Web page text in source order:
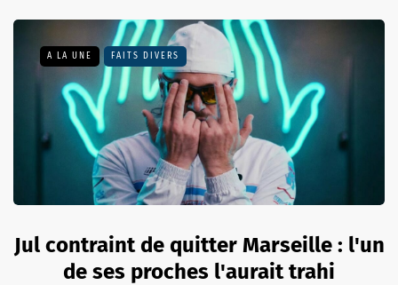
A LA UNE FAITS DIVERS
Jul contraint de quitter Marseille : l'un
de ses proches l'aurait trahi